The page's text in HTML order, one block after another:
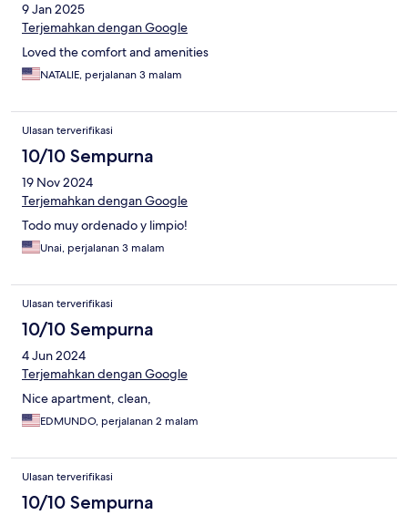
9 Jan 2025
Terjemahkan dengan Google
Loved the comfort and amenities
NATALIE, perjalanan 3 malam
Ulasan terverifikasi
10/10 Sempurna
19 Nov 2024
Terjemahkan dengan Google
Todo muy ordenado y limpio!
Unai, perjalanan 3 malam
Ulasan terverifikasi
10/10 Sempurna
4 Jun 2024
Terjemahkan dengan Google
Nice apartment, clean,
EDMUNDO, perjalanan 2 malam
Ulasan terverifikasi
10/10 Sempurna